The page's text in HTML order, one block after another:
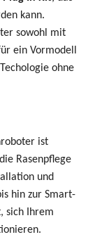
kann.
sowohl mit
ein Vormodell
ohne
ist
Rasenpflege
und
hin zur Smart-
sich Ihrem